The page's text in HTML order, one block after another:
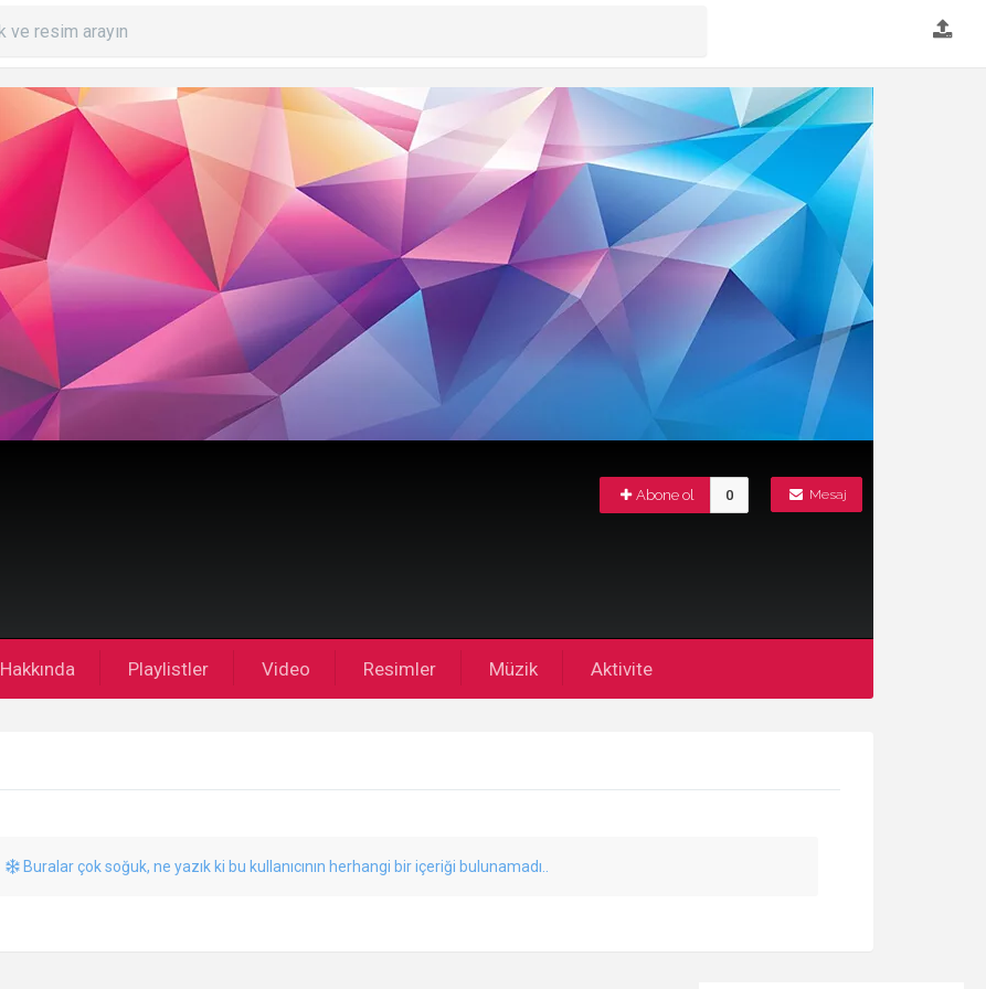
Mesaj
Abone ol 0
Hakkında Playlistler Video Resimler Müzik Aktivite
Buralar çok soğuk, ne yazık ki bu kullanıcının herhangi bir içeriği bulunamadı..